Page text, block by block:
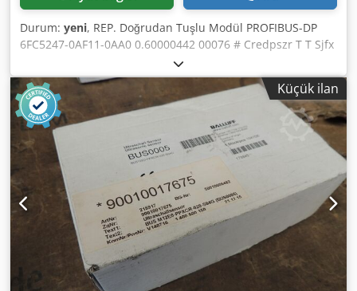
Durum: yeni, REP. Doğrudan Tuşlu Modül PROFIBUS-DP
6FC5247-0AF11-0AA0 0.60000442 00076 # Credpszr T T Sjfx
Küçük ilan